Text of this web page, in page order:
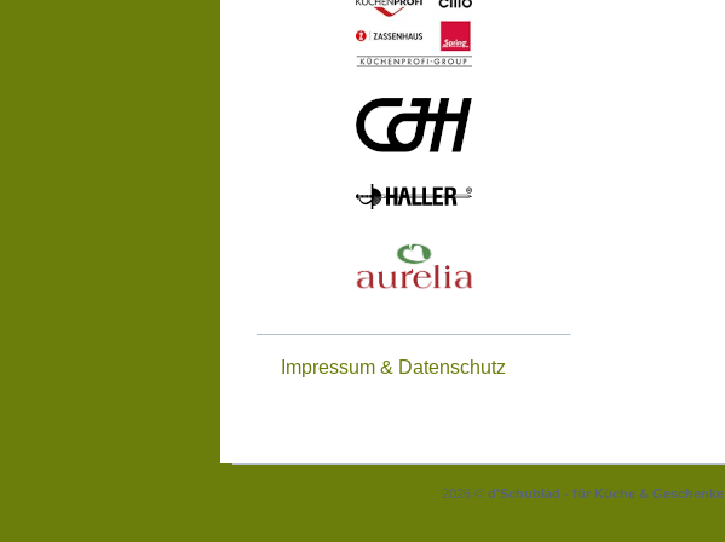
Impressum & Datenschutz
2026 © d'Schublad - für Küche & Geschenke